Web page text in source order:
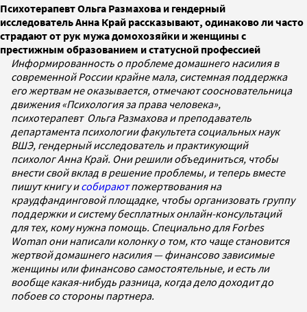
Психотерапевт Ольга Размахова и гендерный
исследователь Анна Край рассказывают, одинаково ли часто
страдают от рук мужа домохозяйки и женщины с
престижным образованием и статусной профессией
Информированность о проблеме домашнего насилия в
современной России крайне мала, системная поддержка
его жертвам не оказывается, отмечают соосновательница
движения «Психология за права человека»,
психотерапевт Ольга Размахова и преподаватель
департамента психологии факультета социальных наук
ВШЭ, гендерный исследователь и практикующий
психолог Анна Край. Они решили объединиться, чтобы
внести свой вклад в решение проблемы, и теперь вместе
пишут книгу исобираютпожертвования на
краудфандинговой площадке, чтобы организовать группу
поддержки и систему бесплатных онлайн-консультаций
для тех, кому нужна помощь. Специально для Forbes
Woman они написали колонку о том, кто чаще становится
жертвой домашнего насилия — финансово зависимые
женщины или финансово самостоятельные, и есть ли
вообще какая-нибудь разница, когда дело доходит до
побоев со стороны партнера.